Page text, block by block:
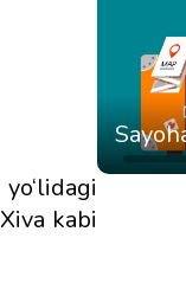
kabi